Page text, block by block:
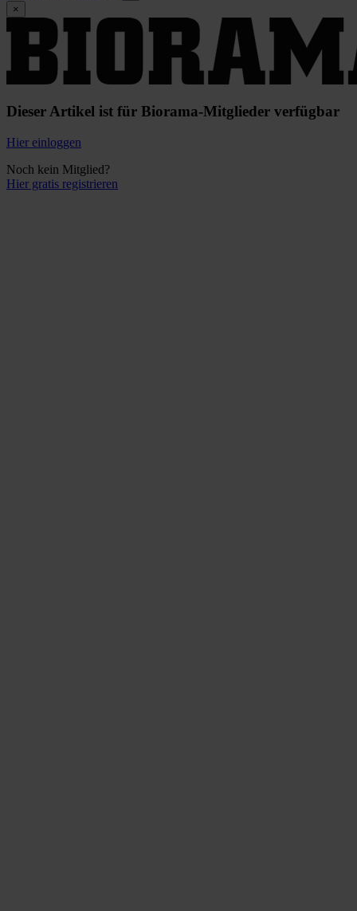
×
Dieser Artikel ist für Biorama-Mitglieder verfügbar
Hier einloggen
Noch kein Mitglied?
Hier gratis registrieren